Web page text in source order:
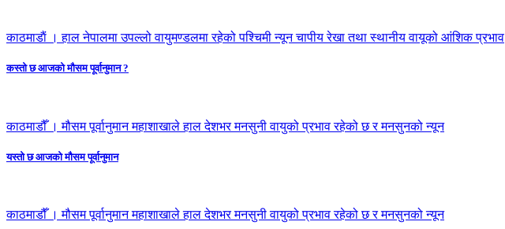
काठमाडाैं । हाल नेपालमा उपल्लो वायुमण्डलमा रहेको पश्चिमी न्यून चापीय रेखा तथा स्थानीय वायूको आंशिक प्रभाव
कस्तो छ आजको मौसम पूर्वानुमान ?
काठमाडौँ । मौसम पूर्वानुमान महाशाखाले हाल देशभर मनसुनी वायुको प्रभाव रहेको छ र मनसुनको न्यून
यस्तो छ आजको मौसम पूर्वानुमान
काठमाडौँ । मौसम पूर्वानुमान महाशाखाले हाल देशभर मनसुनी वायुको प्रभाव रहेको छ र मनसुनको न्यून